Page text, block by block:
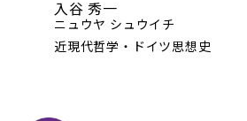
入谷 秀一
ニュウヤ シュウイチ
近現代哲学・ドイツ思想史